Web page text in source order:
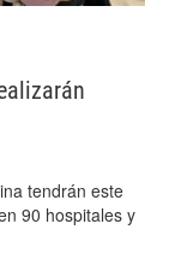
tendrán este
90 hospitales y